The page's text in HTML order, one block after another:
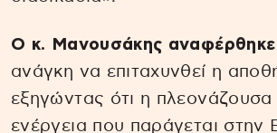
Ο κ. Μανουσάκης αναφέρθηκε
ανάγκη να επιταχυνθεί η
εξηγώντας ότι η
ενέργεια που παράγεται στην